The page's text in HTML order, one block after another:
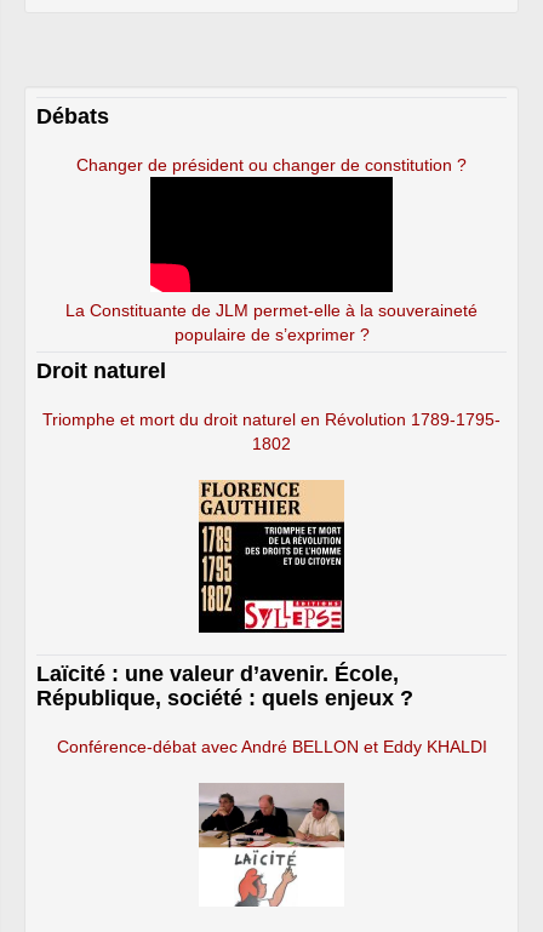
Débats
Changer de président ou changer de constitution ?
La Constituante de JLM permet-elle à la souveraineté
populaire de s’exprimer ?
Droit naturel
Triomphe et mort du droit naturel en Révolution 1789-1795-
1802
Laïcité : une valeur d’avenir. École,
République, société : quels enjeux ?
Conférence-débat avec André BELLON et Eddy KHALDI